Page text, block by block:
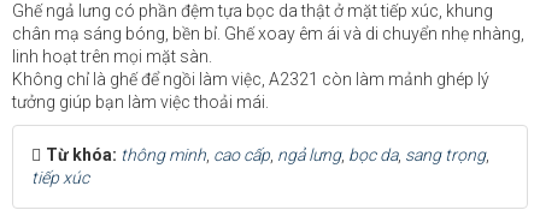
Ghế ngả lưng có phần đệm tựa bọc da thật ở mặt tiếp xúc, khung
chân mạ sáng bóng, bền bỉ. Ghế xoay êm ái và di chuyển nhẹ nhàng,
linh hoạt trên mọi mặt sàn.
Không chỉ là ghế để ngồi làm việc, A2321 còn làm mảnh ghép lý
tưởng giúp bạn làm việc thoải mái.
Từ khóa: thông minh cao cấp ngả lưng, bọc da, sang trọng,
tiếp xúc